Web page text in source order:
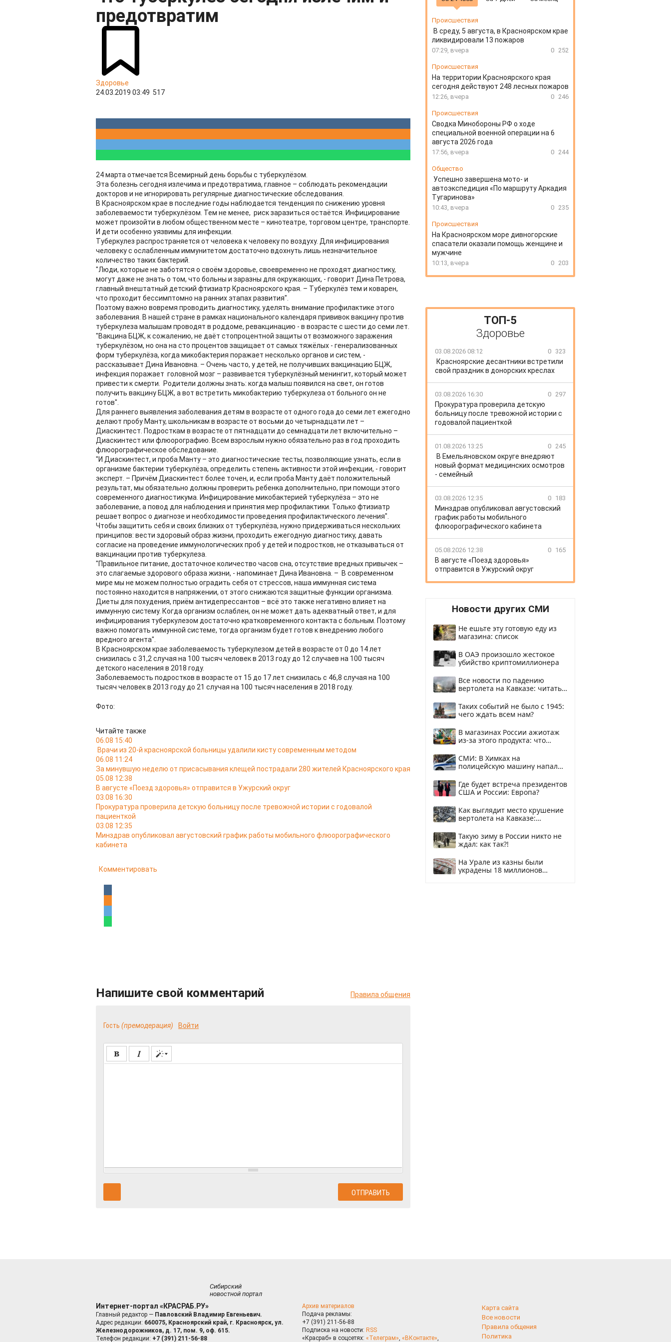
предотвратим
Здоровье
24.03.2019 03:49 517
24 марта отмечается Всемирный день борьбы с туберкулёзом.
Эта болезнь сегодня излечима и предотвратима, главное – соблюдать рекомендации
докторов и не игнорировать регулярные диагностические обследования.
В Красноярском крае в последние годы наблюдается тенденция по снижению уровня
заболеваемости туберкулёзом. Тем не менее, риск заразиться остаётся. Инфицирование
может произойти в любом общественном месте – кинотеатре, торговом центре, транспорте.
И дети особенно уязвимы для инфекции.
Туберкулез распространяется от человека к человеку по воздуху. Для инфицирования
человеку с ослабленным иммунитетом достаточно вдохнуть лишь незначительное
количество таких бактерий.
"Люди, которые не заботятся о своём здоровье, своевременно не проходят диагностику,
могут даже не знать о том, что больны и заразны для окружающих, - говорит Дина Петрова,
главный внештатный детский фтизиатр Красноярского края. – Туберкулёз тем и коварен,
что проходит бессимптомно на ранних этапах развития".
Поэтому важно вовремя проводить диагностику, уделять внимание профилактике этого
заболевания. В нашей стране в рамках национального календаря прививок вакцину против
туберкулеза малышам проводят в роддоме, ревакцинацию - в возрасте с шести до семи лет.
"Вакцина БЦЖ, к сожалению, не даёт стопроцентной защиты от возможного заражения
туберкулёзом, но она на сто процентов защищает от самых тяжёлых - генерализованных
форм туберкулёза, когда микобактерия поражает несколько органов и систем, -
рассказывает Дина Ивановна. – Очень часто, у детей, не получивших вакцинацию БЦЖ,
инфекция поражает головной мозг – развивается туберкулёзный менингит, который может
привести к смерти. Родители должны знать: когда малыш появился на свет, он готов
получить вакцину БЦЖ, а вот встретить микобактерию туберкулеза от больного он не
готов".
Для раннего выявления заболевания детям в возрасте от одного года до семи лет ежегодно
делают пробу Манту, школьникам в возрасте от восьми до четырнадцати лет –
Диаскинтест. Подросткам в возрасте от пятнадцати до семнадцати лет включительно –
Диаскинтест или флюорографию. Всем взрослым нужно обязательно раз в год проходить
флюорографическое обследование.
"И Диаскинтест, и проба Манту – это диагностические тесты, позволяющие узнать, если в
организме бактерии туберкулёза, определить степень активности этой инфекции, - говорит
эксперт. – Причём Диаскинтест более точен, и, если проба Манту даёт положительный
результат, мы обязательно должны проверить ребенка дополнительно, при помощи этого
современного диагностикума. Инфицирование микобактерией туберкулёза – это не
заболевание, а повод для наблюдения и принятия мер профилактики. Только фтизиатр
решает вопрос о диагнозе и необходимости проведения профилактического лечения".
Чтобы защитить себя и своих близких от туберкулёза, нужно придерживаться нескольких
принципов: вести здоровый образ жизни, проходить ежегодную диагностику, давать
согласие на проведение иммунологических проб у детей и подростков, не отказываться от
вакцинации против туберкулеза.
"Правильное питание, достаточное количество часов сна, отсутствие вредных привычек –
это слагаемые здорового образа жизни, - напоминает Дина Ивановна. – В современном
мире мы не можем полностью оградить себя от стрессов, наша иммунная система
постоянно находится в напряжении, от этого снижаются защитные функции организма.
Диеты для похудения, приём антидепрессантов – всё это также негативно влияет на
иммунную систему. Когда организм ослаблен, он не может дать адекватный ответ, и для
инфицирования туберкулезом достаточно кратковременного контакта с больным. Поэтому
важно помогать иммунной системе, тогда организм будет готов к внедрению любого
вредного агента".
В Красноярском крае заболеваемость туберкулезом детей в возрасте от 0 до 14 лет
снизилась с 31,2 случая на 100 тысяч человек в 2013 году до 12 случаев на 100 тысяч
детского населения в 2018 году.
Заболеваемость подростков в возрасте от 15 до 17 лет снизилась с 46,8 случая на 100
тысяч человек в 2013 году до 21 случая на 100 тысяч населения в 2018 году.
Фото:
Читайте также
06.08 15:40
Врачи из 20-й красноярской больницы удалили кисту современным методом
06.08 11:24
За минувшую неделю от присасывания клещей пострадали 280 жителей Красноярского края
05.08 12:38
В августе «Поезд здоровья» отправится в Ужурский округ
03.08 16:30
Прокуратура проверила детскую больницу после тревожной истории с годовалой
пациенткой
03.08 12:35
Минздрав опубликовал августовский график работы мобильного флюорографического
кабинета
Комментировать
Напишите свой комментарий Правила общения
Гость (премодерация) Войти
Происшествия
В среду, 5 августа, в Красноярском крае
ликвидировали 13 пожаров
07:29, вчера 0 252
Происшествия
На территории Красноярского края
сегодня действуют 248 лесных пожаров
12:26, вчера 0 246
Происшествия
Сводка Минобороны РФ о ходе
специальной военной операции на 6
августа 2026 года
17:56, вчера 0 244
Общество
Успешно завершена мото- и
автоэкспедиция «По маршруту Аркадия
Тугаринова»
10:43, вчера 0 235
Происшествия
На Красноярском море дивногорские
спасатели оказали помощь женщине и
мужчине
10:13, вчера 0 203
ТОП-5
Здоровье
03.08.2026 08:12 0 323
Красноярские десантники встретили
свой праздник в донорских креслах
03.08.2026 16:30 0 297
Прокуратура проверила детскую
больницу после тревожной истории с
годовалой пациенткой
01.08.2026 13:25 0 245
В Емельяновском округе внедряют
новый формат медицинских осмотров
- семейный
03.08.2026 12:35 0 183
Минздрав опубликовал августовский
график работы мобильного
флюорографического кабинета
05.08.2026 12:38 0 165
В августе «Поезд здоровья»
отправится в Ужурский округ
Новости других СМИ
Не ешьте эту готовую еду из
магазина: список
В ОАЭ произошло жестокое
убийство криптомиллионера
Все новости по падению
вертолета на Кавказе: читать
Таких событий не было с 1945:
чего ждать всем нам?
В магазинах России ажиотаж
из-за этого продукта: что
СМИ: В Химках на
полицейскую машину напали
Где будет встреча президентов
США и России: Европа?
Как выглядит место крушение
вертолета на Кавказе:
Такую зиму в России никто не
ждал: как так?!
На Урале из казны были
украдены 18 миллионов
Сибирский
новостной портал
Интернет-портал «КРАСРАБ.РУ»
Главный редактор — Павловский Владимир Евгеньевич.
Адрес редакции: 660075, Красноярский край, г. Красноярск, ул.
Железнодорожников, д. 17, пом. 9, оф. 615.
Телефон редакции: +7 (391) 211-56-88
Архив материалов
Подача рекламы:
+7 (391) 211-56-88
Подписка на новости: RSS
«Красраб» в соцсетях: «Телеграм», «ВКонтакте»,
Карта сайта
Все новости
Правила общения
Политика